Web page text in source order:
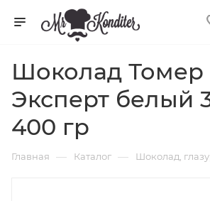
Шоколад Томер
Эксперт белый
400 гр
Главная — Каталог — Шоколад,